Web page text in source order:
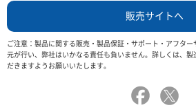
販売サイトへ
ご注意：製品に関する販売・製品保証・サポート・アフタ
元が行い、弊社はいかなる責任も負いません。詳しくは、
だきますようお願いいたします。